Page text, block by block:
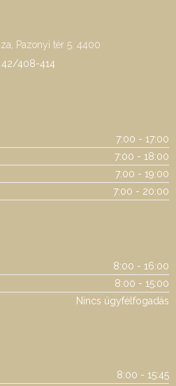
Pazonyi tér 5. 4400
42/408-414
7:00 - 17:00
7:00 - 18:00
7:00 - 19:00
7:00 - 20:00
8:00 - 16:00
8:00 - 15:00
Nincs ügyfélfogadás
8:00 - 15:45